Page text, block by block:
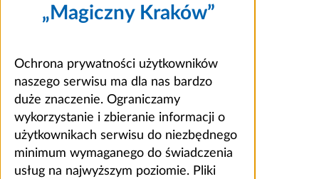
„Magiczny Kraków”
Ochrona prywatności użytkowników
naszego serwisu ma dla nas bardzo
duże znaczenie. Ograniczamy
wykorzystanie i zbieranie informacji o
użytkownikach serwisu do niezbędnego
minimum wymaganego do świadczenia
usług na najwyższym poziomie. Pliki